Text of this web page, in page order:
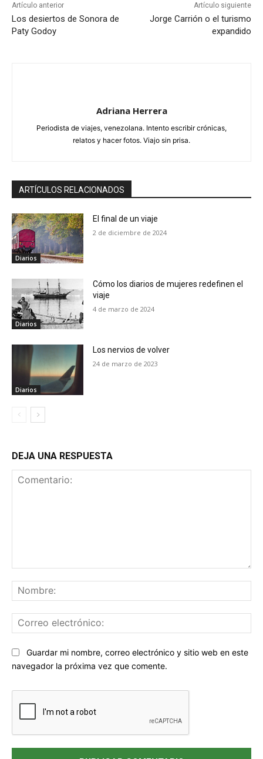
Artículo anterior
Los desiertos de Sonora de
Paty Godoy
Artículo siguiente
Jorge Carrión o el turismo
expandido
Adriana Herrera
Periodista de viajes, venezolana. Intento escribir crónicas,
relatos y hacer fotos. Viajo sin prisa.
ARTÍCULOS RELACIONADOS
Diarios
El final de un viaje
2 de diciembre de 2024
Diarios
Cómo los diarios de mujeres redefinen el
viaje
4 de marzo de 2024
Diarios
Los nervios de volver
24 de marzo de 2023
DEJA UNA RESPUESTA
Sitio
web:
Guardar mi nombre, correo electrónico y sitio web en este
navegador la próxima vez que comente.